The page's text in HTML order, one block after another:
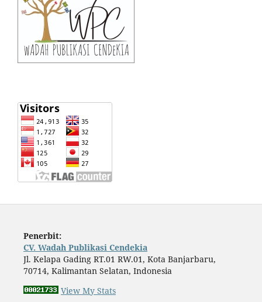
Penerbit:
CV. Wadah Publikasi Cendekia
Jl. Kelapa Gading RT.01 RW.01, Kota Banjarbaru,
70714, Kalimantan Selatan, Indonesia
View My Stats